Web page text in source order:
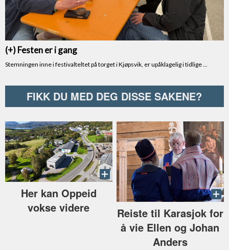
FIKK DU MED DEG DISSE SAKENE?
Her kan Oppeid
vokse videre
Reiste til Karasjok for
å vie Ellen og Johan
Anders